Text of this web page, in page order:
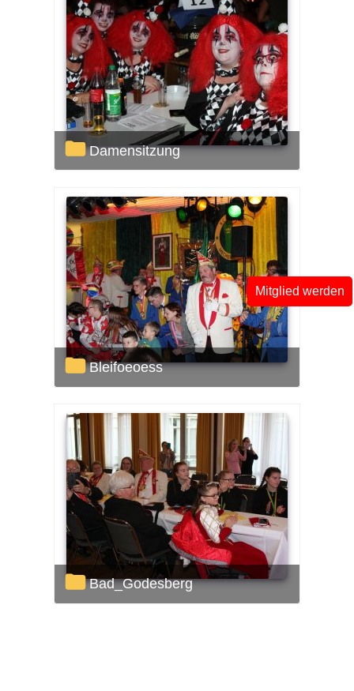
Mitglied werden
Damensitzung
Bleifoeoess
Bad_Godesberg